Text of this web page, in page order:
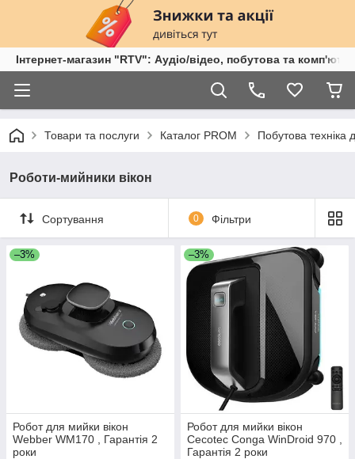
Інтернет-магазин "RTV": Аудіо/відео, побутова та
Товари та послуги Каталог PROM Побутова техніка
Роботи-мийники вікон
Сортування 0 Фільтри
–3%
Робот для мийки вікон
Webber WM170 , Гарантія 2
роки
–3%
Робот для мийки вікон
Cecotec Conga WinDroid 970 ,
Гарантія 2 роки